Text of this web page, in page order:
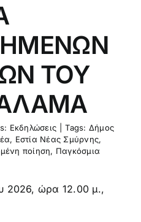
ΤΟΥ
Εκδηλώσεις Tags: Δήμος
, Εστία Νέας Σμύρνης,
ποίηση, Παγκόσμια
2026, ώρα 12.00 μ.,